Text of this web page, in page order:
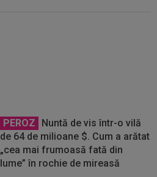
PEROZ
Nuntă de vis într-o vilă
de 64 de milioane $. Cum a arătat
„cea mai frumoasă fată din
lume” în rochie de mireasă